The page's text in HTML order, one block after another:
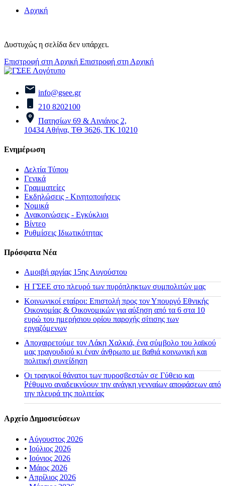
Αρχική
Δυστυχώς η σελίδα δεν υπάρχει.
Επιστροφή στη Αρχική Επιστροφή στη Αρχική
info@gsee.gr
210 8202100
Πατησίων 69 & Αινιάνος 2,
10434 Αθήνα, ΤΘ 3626, ΤΚ 10210
Ενημέρωση
Δελτία Τύπου
Γενικά
Γραμματείες
Εκδηλώσεις - Κινητοποιήσεις
Νομικά
Ανακοινώσεις - Εγκύκλιοι
Βίντεο
Ρυθμίσεις Ιδιωτικότητας
Πρόσφατα Νέα
Αμοιβή αργίας 15ης Αυγούστου
H ΓΣΕΕ στο πλευρό των πυρόπληκτων συμπολιτών μας
Κοινωνικοί εταίροι: Επιστολή προς τον Υπουργό Εθνικής
Οικονομίας & Οικονομικών για αύξηση από τα 6 στα 10
ευρώ του ημερήσιου ορίου παροχής σίτισης των
εργαζόμενων
Αποχαιρετούμε τον Λάκη Χαλκιά, ένα σύμβολο του λαϊκού
μας τραγουδιού κι έναν άνθρωπο με βαθιά κοινωνική και
πολιτική συνείδηση
Οι τραγικοί θάνατοι των πυροσβεστών σε Γύθειο και
Ρέθυμνο αναδεικνύουν την ανάγκη γενναίων αποφάσεων από
την πλευρά της πολιτείας
Αρχείο Δημοσιεύσεων
• Αύγουστος 2026
• Ιούλιος 2026
• Ιούνιος 2026
• Μάιος 2026
• Απρίλιος 2026